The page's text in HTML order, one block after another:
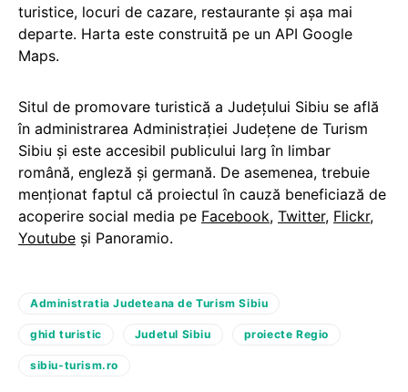
turistice, locuri de cazare, restaurante și așa mai
departe. Harta este construită pe un API Google
Maps.
Situl de promovare turistică a Județului Sibiu se află
în administrarea Administrației Județene de Turism
Sibiu și este accesibil publicului larg în limbar
română, engleză și germană. De asemenea, trebuie
menționat faptul că proiectul în cauză beneficiază de
acoperire social media pe Facebook, Twitter, Flickr,
Youtube și Panoramio.
Administratia Judeteana de Turism Sibiu
ghid turistic Judetul Sibiu proiecte Regio
sibiu-turism.ro